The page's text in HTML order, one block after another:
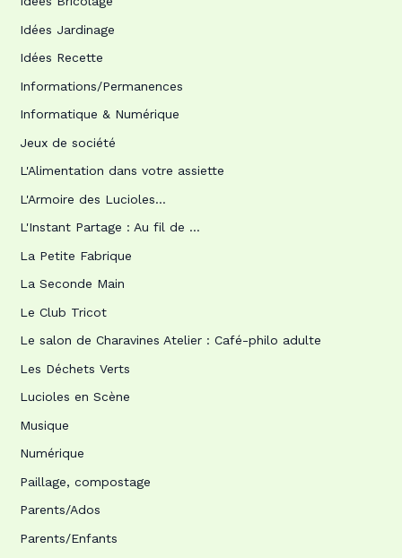
Idées Jardinage
Idées Recette
Informations/Permanences
Informatique & Numérique
Jeux de société
L'Alimentation dans votre assiette
L'Armoire des Lucioles…
L'Instant Partage : Au fil de …
La Petite Fabrique
La Seconde Main
Le Club Tricot
Le salon de Charavines Atelier : Café-philo adulte
Les Déchets Verts
Lucioles en Scène
Musique
Numérique
Paillage, compostage
Parents/Ados
Parents/Enfants